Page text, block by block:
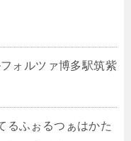
ォルツァ博多駅筑紫
ふぉるつぁはかた